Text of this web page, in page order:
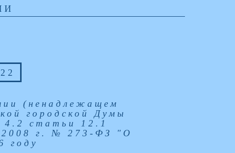
(ненадлежащем
городской Думы
4.2 статьи 12.1
2008 г. № 273-ФЗ "О
году